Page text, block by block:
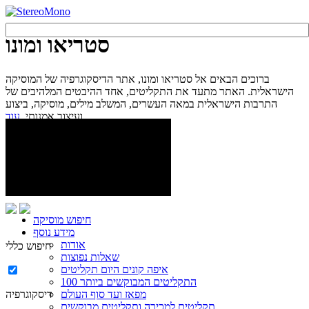
סטריאו ומונו
ברוכים הבאים אל סטריאו ומונו, אתר הדיסקוגרפיה של המוסיקה
הישראלית. האתר מתעד את התקליטים, אחד ההיבטים המלהיבים של
התרבות הישראלית במאה העשרים, המשלב מילים, מוסיקה, ביצוע
ועיצוב אמנותי.עוד...
חיפוש מוסיקה
מידע נוסף
אודות
שאלות נפוצות
איפה קונים היום תקליטים
100 התקליטים המבוקשים ביותר
מפאז ועד סוף העולם
תקליטים למכירה ותקליטים מבוקשים
חיפוש כללי
דיסקוגרפיה